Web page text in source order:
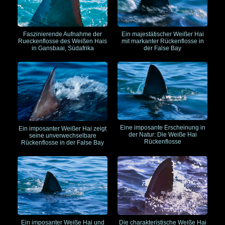
Faszinierende Aufnahme der
Rueckenflosse des Weißen Hais
in Gansbaai, Südafrika
Ein majestätischer Weißer Hai
mit markanter Rückenflosse in
der False Bay
Ein imposanter Weißer Hai zeigt
seine unverwechselbare
Rückenflosse in der False Bay
Eine imposante Erscheinung in
der Natur: Die Weiße Hai
Rückenflosse
Ein imposanter Weiße Hai und Die charakteristische Weiße Hai